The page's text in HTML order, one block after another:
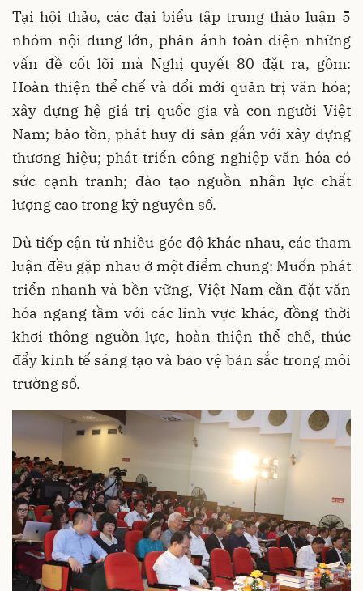
Tại hội thảo, các đại biểu tập trung thảo luận 5
nhóm nội dung lớn, phản ánh toàn diện những
vấn đề cốt lõi mà Nghị quyết 80 đặt ra, gồm:
Hoàn thiện thể chế và đổi mới quản trị văn hóa;
xây dựng hệ giá trị quốc gia và con người Việt
Nam; bảo tồn, phát huy di sản gắn với xây dựng
thương hiệu; phát triển công nghiệp văn hóa có
sức cạnh tranh; đào tạo nguồn nhân lực chất
lượng cao trong kỷ nguyên số.
Dù tiếp cận từ nhiều góc độ khác nhau, các tham
luận đều gặp nhau ở một điểm chung: Muốn phát
triển nhanh và bền vững, Việt Nam cần đặt văn
hóa ngang tầm với các lĩnh vực khác, đồng thời
khơi thông nguồn lực, hoàn thiện thể chế, thúc
đẩy kinh tế sáng tạo và bảo vệ bản sắc trong môi
trường số.